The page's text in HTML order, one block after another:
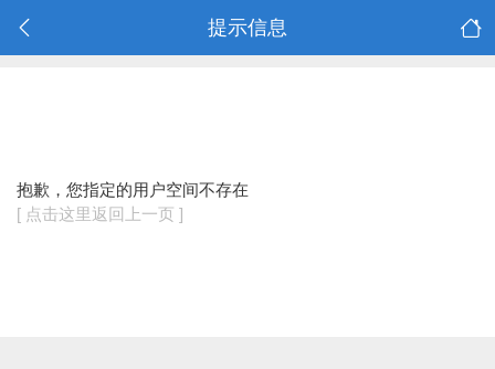
提示信息
抱歉，您指定的用户空间不存在
[ 点击这里返回上一页 ]